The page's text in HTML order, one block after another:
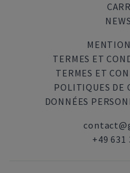
TERMES ET
TERMES ET
POLITIQUES DE
DONNÉES
+49 631